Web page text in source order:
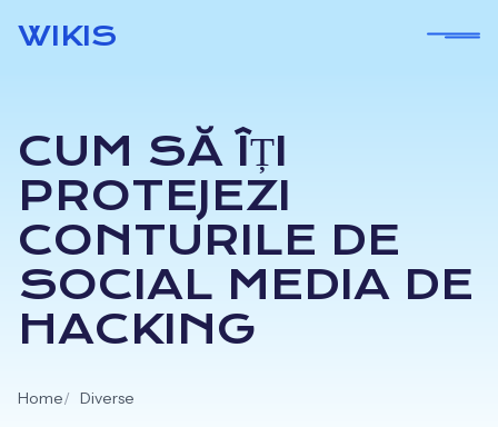
WIKIS
CUM SĂ ÎȚI
PROTEJEZI
CONTURILE DE
SOCIAL MEDIA DE
HACKING
Home Diverse